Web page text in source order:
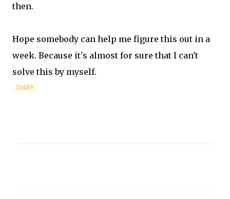
then.
Hope somebody can help me figure this out in a
week. Because it's almost for sure that I can't
solve this by myself.
DIARY